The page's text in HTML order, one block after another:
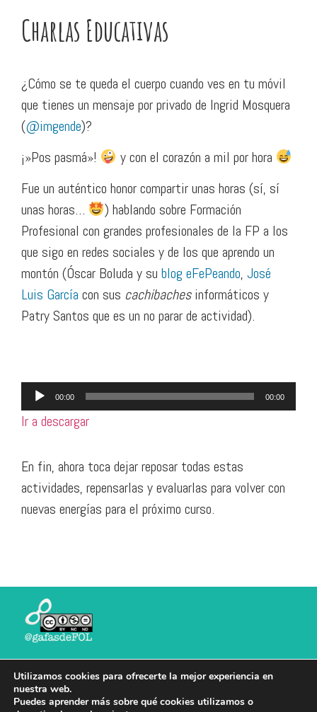
Charlas Educativas
¿Cómo se te queda el cuerpo cuando ves en tu móvil
que tienes un mensaje por privado de Ingrid Mosquera
(@imgende)?
¡»Pos pasmá»!
y con el corazón a mil por hora
Fue un auténtico honor compartir unas horas (sí, sí
unas horas…
) hablando sobre Formación
Profesional con grandes profesionales de la FP a los
que sigo en redes sociales y de los que aprendo un
montón (Óscar Boluda y su blog eFePeando, José
Luis García con sus cachibachesinformáticos y
Patry Santos que es un no parar de actividad).
Reproductor
de
00:00 00:00
Ir a descargar
En fin, ahora toca dejar reposar todas estas
actividades, repensarlas y evaluarlas para volver con
nuevas energías para el próximo curso.
Puedes compartir, con la atribución adecuada, sin
propósitos comerciales y sin derivadas (salvo
Utilizamos cookies para ofrecerte la mejor experiencia en
nuestra web.
Puedes aprender más sobre qué cookies utilizamos o